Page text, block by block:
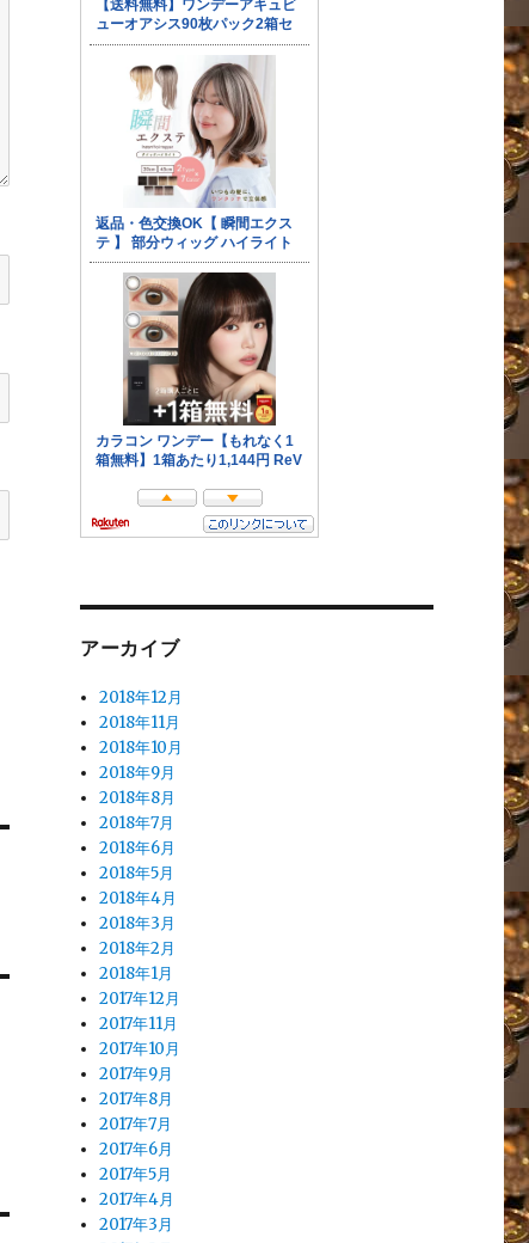
アーカイブ
2018年12月
2018年11月
2018年10月
2018年9月
2018年8月
2018年7月
2018年6月
2018年5月
2018年4月
2018年3月
2018年2月
2018年1月
2017年12月
2017年11月
2017年10月
2017年9月
2017年8月
2017年7月
2017年6月
2017年5月
2017年4月
2017年3月